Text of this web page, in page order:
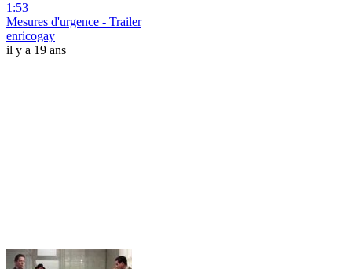
1:53
Mesures d'urgence - Trailer
enricogay
il y a 19 ans